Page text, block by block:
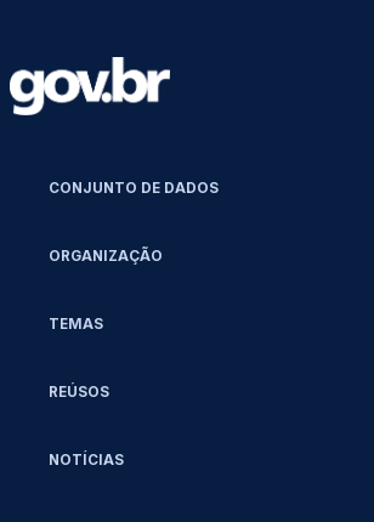
CONJUNTO DE DADOS
ORGANIZAÇÃO
TEMAS
REÚSOS
NOTÍCIAS